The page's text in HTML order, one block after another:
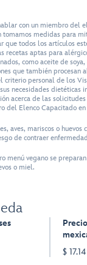
con un miembro del
tomamos medidas para
que todos los artículos
recetas aptas para
como aceite de
que también procesan
criterio personal de los
necesidades dietéticas
acerca de las
del Elenco Capacitado
aves, mariscos o huevos
de contraer
menú vegano se
o miel.
$